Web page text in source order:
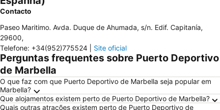
Contacto
Paseo Maritimo. Avda. Duque de Ahumada, s/n. Edif. Capitanía,
29600,
Telefone: +34(952)775524 Site oficial
Perguntas frequentes sobre Puerto Deportivo
de Marbella
O que faz com que Puerto Deportivo de Marbella seja popular em
Marbella?
Que alojamentos existem perto de Puerto Deportivo de Marbella?
Quais outras atrações existem perto de Puerto Deportivo de